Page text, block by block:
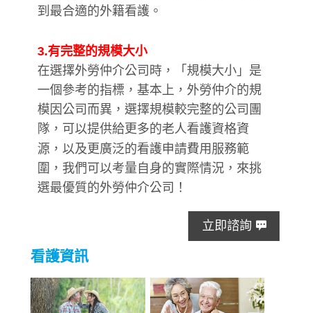
到最合適的外籍看護。
3.有完整的規模大小
在選擇外勞仲介公司時，「規模大小」是
一個參考的指標，基本上，外勞仲介的規
模因公司而異，選擇規模較完整的公司團
隊，可以提供給更多的老人看護資格資
源，以及更廣泛的看護申請費用服務範
圍，我們可以考量自身的實際情況，來挑
選最優質的外勞仲介公司！
立即諮詢
看護資訊